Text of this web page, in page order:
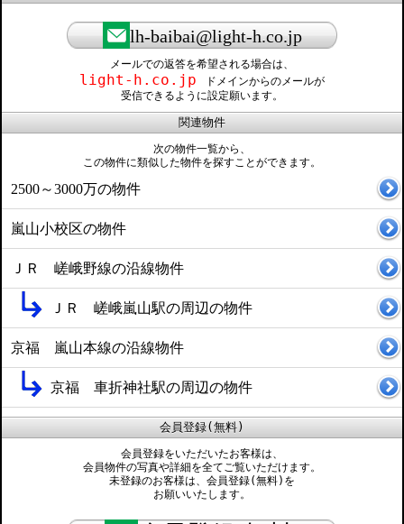
lh-baibai@light-h.co.jp
メールでの返答を希望される場合は、
light-h.co.jp
ドメインからのメールが
受信できるように設定願います。
関連物件
次の物件一覧から、
この物件に類似した物件を探すことができます。
2500～3000万の物件
嵐山小校区の物件
ＪＲ 嵯峨野線の沿線物件
ＪＲ 嵯峨嵐山駅の周辺の物件
京福 嵐山本線の沿線物件
京福 車折神社駅の周辺の物件
会員登録(無料)
会員登録をいただいたお客様は、
会員物件の写真や詳細を全てご覧いただけます。
未登録のお客様は、会員登録(無料)を
お願いいたします。